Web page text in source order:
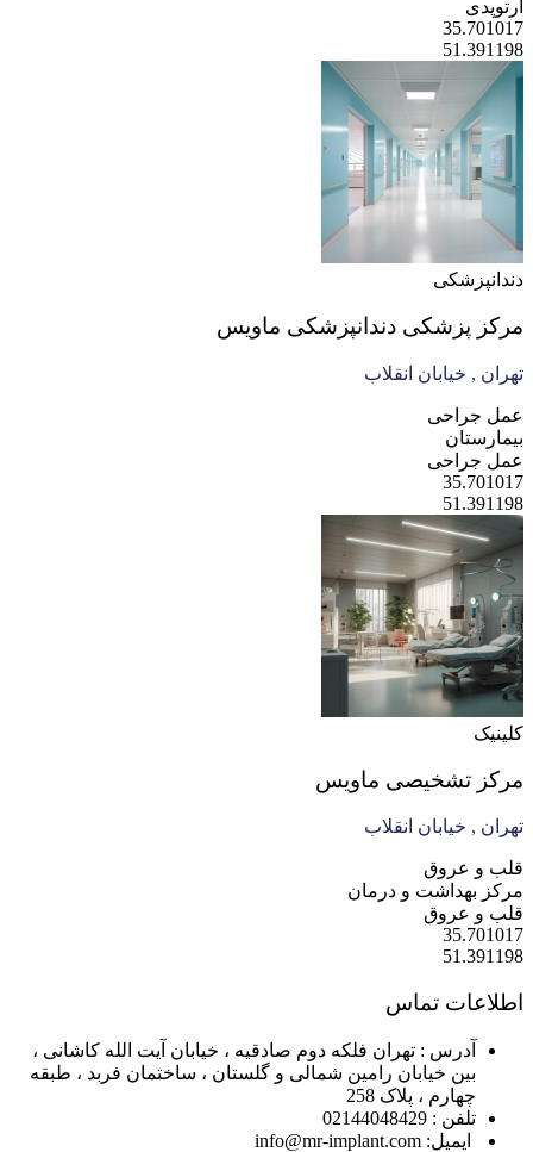
ارتوپدی
35.701017
51.391198
دندانپزشکی
مرکز پزشکی دندانپزشکی ماویس
تهران , خیابان انقلاب
عمل جراحی
بیمارستان
عمل جراحی
35.701017
51.391198
کلینیک
مرکز تشخیصی ماویس
تهران , خیابان انقلاب
قلب و عروق
مرکز بهداشت و درمان
قلب و عروق
35.701017
51.391198
اطلاعات تماس
آدرس : تهران فلکه دوم صادقیه ، خیابان آیت الله کاشانی ،
بین خیابان رامین شمالی و گلستان ، ساختمان فربد ، طبقه
چهارم ، پلاک 258
تلفن : 02144048429
ایمیل: info@mr-implant.com